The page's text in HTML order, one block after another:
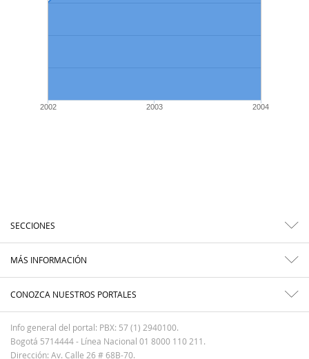
2002 2003 2004
SECCIONES
MÁS INFORMACIÓN
CONOZCA NUESTROS PORTALES
Info general del portal: PBX: 57 (1) 2940100.
Bogotá 5714444 - Línea Nacional 01 8000 110 211.
Dirección: Av. Calle 26 # 68B-70.